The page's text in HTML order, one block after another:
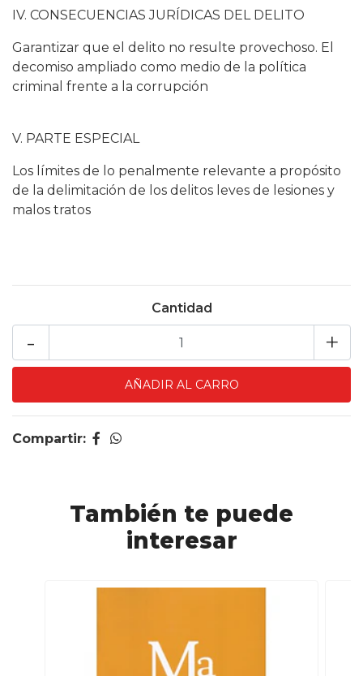
IV. CONSECUENCIAS JURÍDICAS DEL DELITO
Garantizar que el delito no resulte provechoso. El
decomiso ampliado como medio de la política
criminal frente a la corrupción
V. PARTE ESPECIAL
Los límites de lo penalmente relevante a propósito
de la delimitación de los delitos leves de lesiones y
malos tratos
Cantidad
+
-
Compartir:
También te puede
interesar